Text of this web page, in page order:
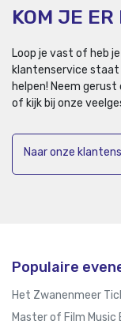
KOM JE
Loop je vast of heb
klantenservice staat
helpen! Neem
of kijk bij onze
Naar onze
Populaire
Het Zwanenmeer
Master of Film Music